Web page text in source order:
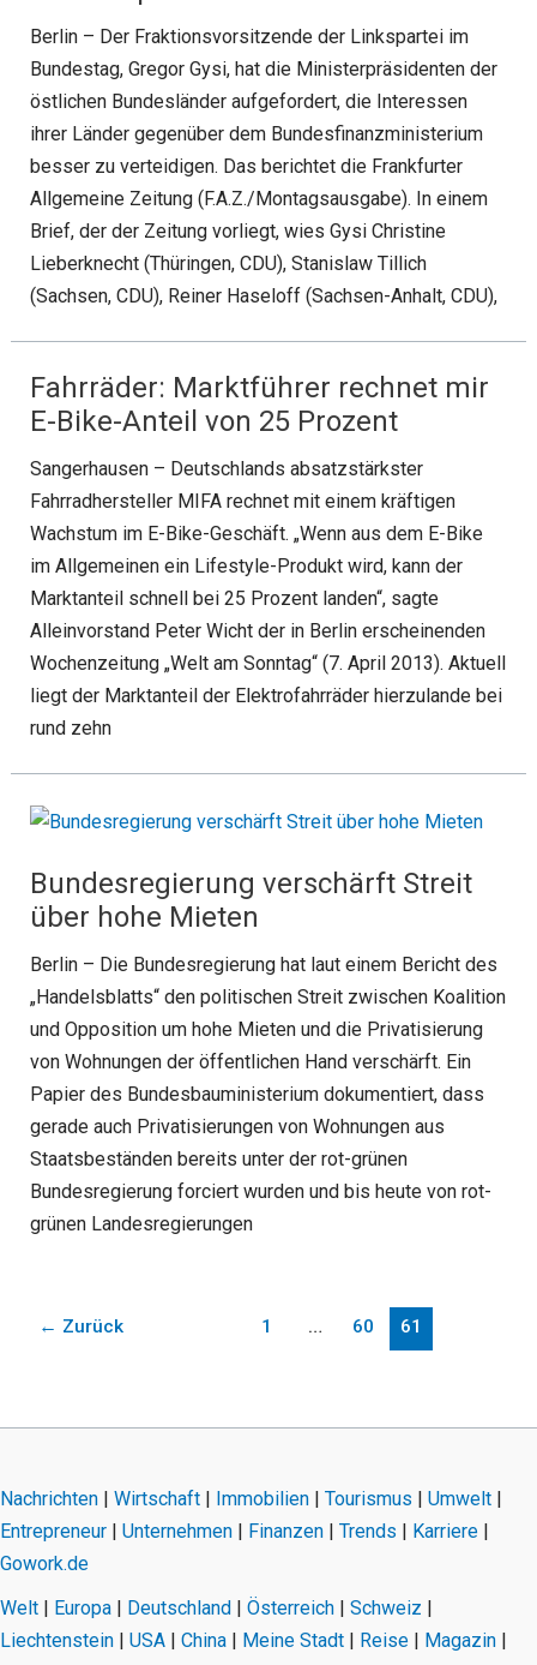
Berlin – Der Fraktionsvorsitzende der Linkspartei im
Bundestag, Gregor Gysi, hat die Ministerpräsidenten der
östlichen Bundesländer aufgefordert, die Interessen
ihrer Länder gegenüber dem Bundesfinanzministerium
besser zu verteidigen. Das berichtet die Frankfurter
Allgemeine Zeitung (F.A.Z./Montagsausgabe). In einem
Brief, der der Zeitung vorliegt, wies Gysi Christine
Lieberknecht (Thüringen, CDU), Stanislaw Tillich
(Sachsen, CDU), Reiner Haseloff (Sachsen-Anhalt, CDU),
Fahrräder: Marktführer rechnet mir
E-Bike-Anteil von 25 Prozent
Sangerhausen – Deutschlands absatzstärkster
Fahrradhersteller MIFA rechnet mit einem kräftigen
Wachstum im E-Bike-Geschäft. „Wenn aus dem E-Bike
im Allgemeinen ein Lifestyle-Produkt wird, kann der
Marktanteil schnell bei 25 Prozent landen“, sagte
Alleinvorstand Peter Wicht der in Berlin erscheinenden
Wochenzeitung „Welt am Sonntag“ (7. April 2013). Aktuell
liegt der Marktanteil der Elektrofahrräder hierzulande bei
rund zehn
Bundesregierung verschärft Streit
über hohe Mieten
Berlin – Die Bundesregierung hat laut einem Bericht des
„Handelsblatts“ den politischen Streit zwischen Koalition
und Opposition um hohe Mieten und die Privatisierung
von Wohnungen der öffentlichen Hand verschärft. Ein
Papier des Bundesbauministerium dokumentiert, dass
gerade auch Privatisierungen von Wohnungen aus
Staatsbeständen bereits unter der rot-grünen
Bundesregierung forciert wurden und bis heute von rot-
grünen Landesregierungen
← Zurück 1 … 60 61
Nachrichten | Wirtschaft | Immobilien | Tourismus | Umwelt |
Entrepreneur | Unternehmen | Finanzen | Trends | Karriere |
Gowork.de
Welt | Europa | Deutschland | Österreich | Schweiz |
Liechtenstein | USA | China | Meine Stadt | Reise | Magazin |